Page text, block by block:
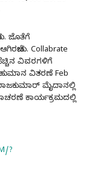
ಜೊತೆಗೆ
Collabrate
ವಿವರಗಳಿಗೆ
ವಿತರಣೆ Feb
ಮೈದಾನಲ್ಲಿ
ಕಾರ್ಯಕ್ರಮದಲ್ಲಿ
?